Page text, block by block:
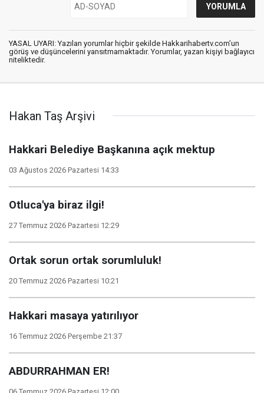
YASAL UYARI: Yazılan yorumlar hiçbir şekilde Hakkarihabertv.com’un
görüş ve düşüncelerini yansıtmamaktadır. Yorumlar, yazan kişiyi bağlayıcı
niteliktedir.
Hakan Taş Arşivi
Hakkari Belediye Başkanına açık mektup
03 Ağustos 2026 Pazartesi 14:33
Otluca'ya biraz ilgi!
27 Temmuz 2026 Pazartesi 12:29
Ortak sorun ortak sorumluluk!
20 Temmuz 2026 Pazartesi 10:21
Hakkari masaya yatırılıyor
16 Temmuz 2026 Perşembe 21:37
ABDURRAHMAN ER!